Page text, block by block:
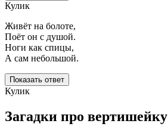
Кулик
Живёт на болоте,
Поёт он с душой.
Ноги как спицы,
А сам небольшой.
Показать ответ
Кулик
Загадки про вертишейку